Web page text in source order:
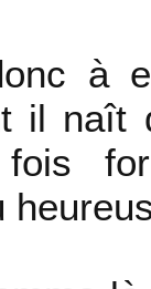
à
il naît